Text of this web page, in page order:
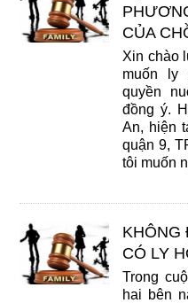
CỦA
Xin chào
muốn ly
quyền
đồng ý.
An, hiện
quận 9,
tôi muốn
KHÔNG
CÓ LY
Trong
hai bên